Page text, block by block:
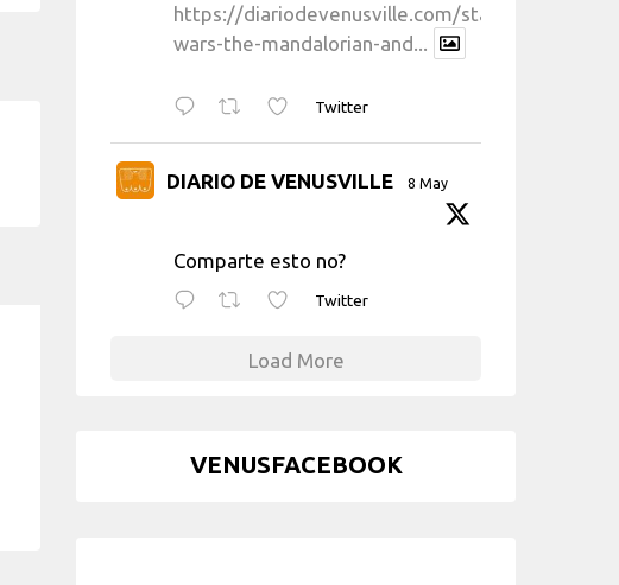
https://diariodevenusville.com/star-
wars-the-mandalorian-and...
Twitter
DIARIO DE VENUSVILLE 8 May
Comparte esto no?
Twitter
Load More
VENUSFACEBOOK